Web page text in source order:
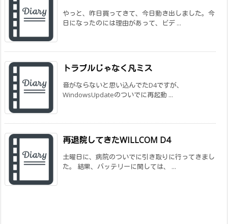
やっと、昨日買ってきて、今日動き出しました。今
日になったのには理由があって、ビデ ...
トラブルじゃなく凡ミス
音がならないと思い込んでたD4ですが、
WindowsUpdateのついでに再起動 ...
再退院してきたWILLCOM D4
土曜日に、病院のついでに引き取りに行ってきまし
た。 結果、バッテリーに関しては、 ...